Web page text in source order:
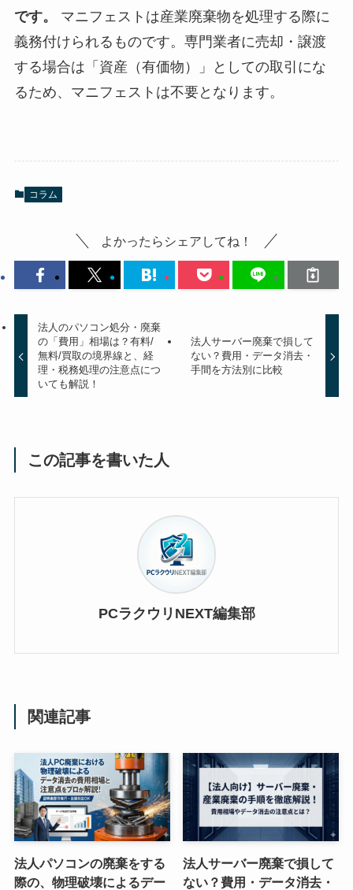
です。
マニフェストは産業廃棄物を処理する際に
義務付けられるものです。専門業者に売却・譲渡
する場合は「資産（有価物）」としての取引にな
るため、マニフェストは不要となります。
コラム
よかったらシェアしてね！
法人のパソコン処分・廃棄
の「費用」相場は？有料/
無料/買取の境界線と、経
理・税務処理の注意点につ
いても解説！
法人サーバー廃棄で損して
ない？費用・データ消去・
手間を方法別に比較
この記事を書いた人
PCラクウリNEXT編集部
関連記事
法人パソコンの廃棄をする
際の、物理破壊によるデー
法人サーバー廃棄で損して
ない？費用・データ消去・